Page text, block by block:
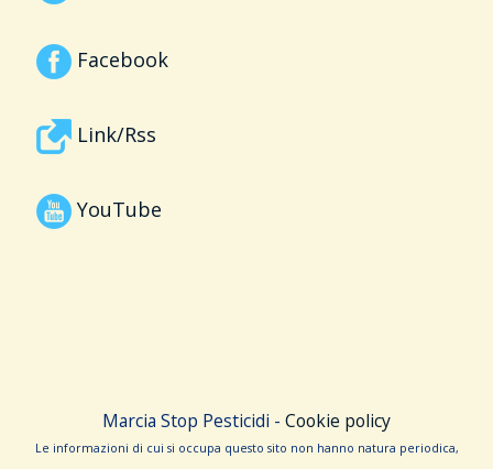
Facebook
Link/Rss
YouTube
Marcia Stop Pesticidi - Cookie policy
Le informa­zioni di cui si occupa questo sito non hanno na­tura periodica,